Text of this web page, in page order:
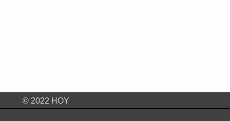
© 2022 HOY